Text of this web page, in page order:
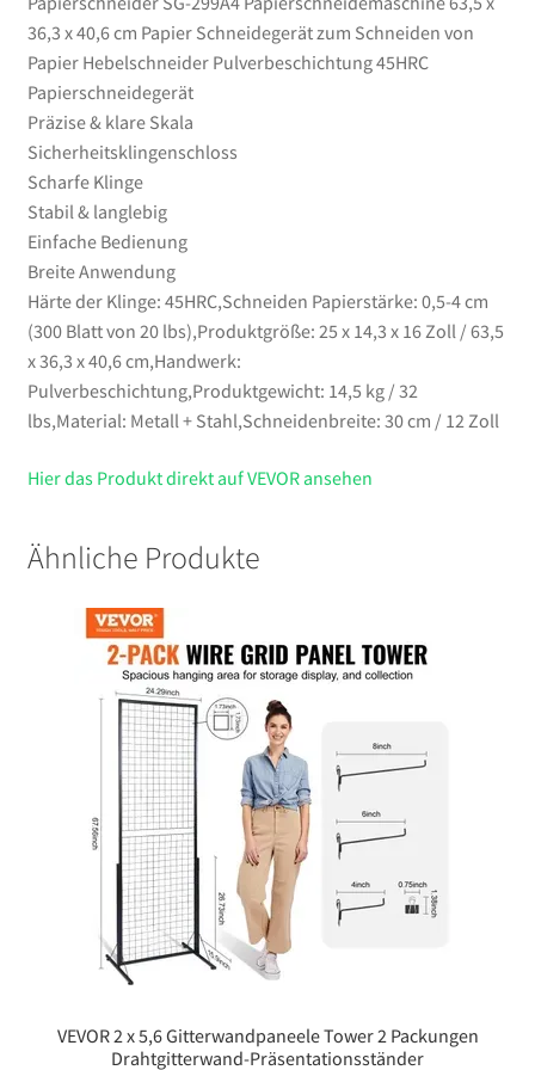
Menge
36,3 x 40,6 cm Papier Schneidegerät zum Schneiden von
Papier Hebelschneider Pulverbeschichtung 45HRC
Papierschneidegerät
Präzise & klare Skala
Sicherheitsklingenschloss
Scharfe Klinge
Stabil & langlebig
Einfache Bedienung
Breite Anwendung
Härte der Klinge: 45HRC,Schneiden Papierstärke: 0,5-4 cm
(300 Blatt von 20 lbs),Produktgröße: 25 x 14,3 x 16 Zoll / 63,5
x 36,3 x 40,6 cm,Handwerk:
Pulverbeschichtung,Produktgewicht: 14,5 kg / 32
lbs,Material: Metall + Stahl,Schneidenbreite: 30 cm / 12 Zoll
Hier das Produkt direkt auf VEVOR ansehen
Ähnliche Produkte
VEVOR 2 x 5,6 Gitterwandpaneele Tower 2 Packungen
Drahtgitterwand-Präsentationsständer